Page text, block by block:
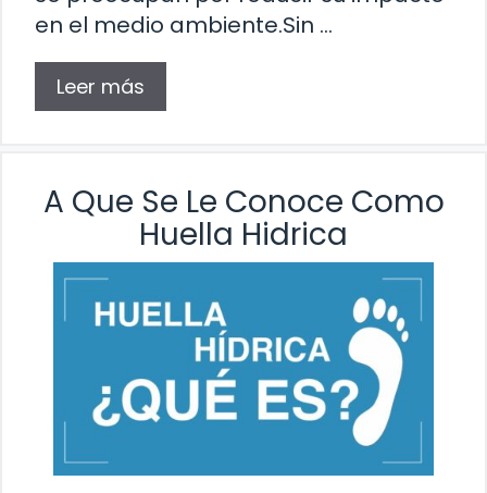
en el medio ambiente.Sin …
Leer más
A Que Se Le Conoce Como
Huella Hidrica